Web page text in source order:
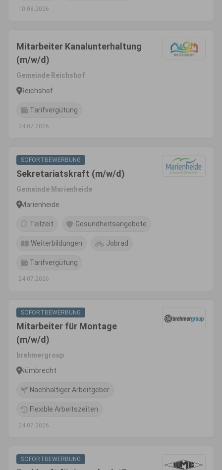
10.08.2026
Mitarbeiter Kanalunterhaltung
(m/w/d)
Gemeinde Reichshof
Reichshof
Tarifvergütung
24.07.2026
SOFORTBEWERBUNG
Sekretariatskraft (m/w/d)
Gemeinde Marienheide
Marienheide
Teilzeit Gesundheitsangebote
Weiterbildungen Jobrad
Tarifvergütung
24.07.2026
SOFORTBEWERBUNG
Mitarbeiter für Montage
(m/w/d)
brehmergroup
Nümbrecht
Nachhaltiger Arbeitgeber
Flexible Arbeitszeiten
24.07.2026
SOFORTBEWERBUNG